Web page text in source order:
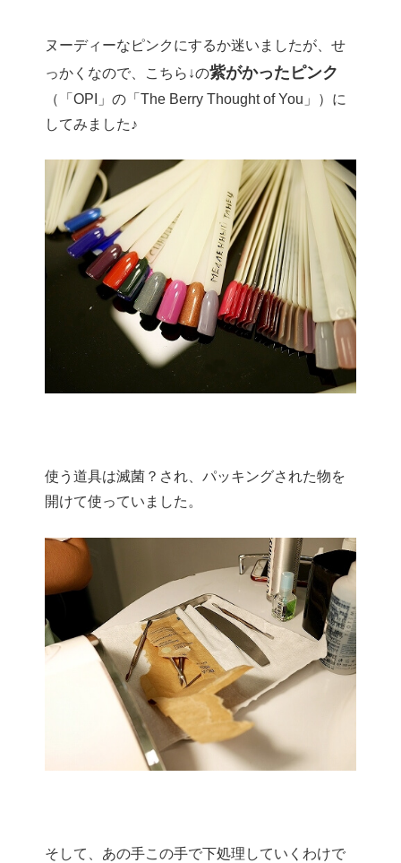
ヌーディーなピンクにするか迷いましたが、せ
っかくなので、こちら↓の紫がかったピンク
（「OPI」の「The Berry Thought of You」）に
してみました♪
使う道具は滅菌？され、パッキングされた物を
開けて使っていました。
そして、あの手この手で下処理していくわけで